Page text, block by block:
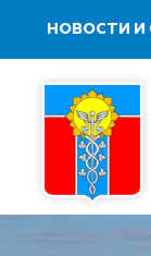
НОВОСТИ И